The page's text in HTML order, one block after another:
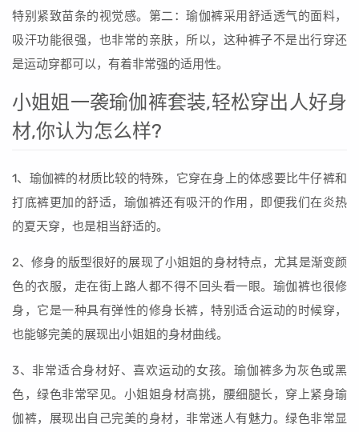
特别紧致苗条的视觉感。第二：瑜伽裤采用舒适透气的面料，
吸汗功能很强，也非常的亲肤，所以，这种裤子不是出行穿还
是运动穿都可以，有着非常强的适用性。
小姐姐一袭瑜伽裤套装,轻松穿出人好身
材,你认为怎么样?
1、瑜伽裤的材质比较的特殊，它穿在身上的体感要比牛仔裤和
打底裤更加的舒适，瑜伽裤还有吸汗的作用，即便我们在炎热
的夏天穿，也是相当舒适的。
2、修身的版型很好的展现了小姐姐的身材特点，尤其是渐变颜
色的衣服，走在街上路人都不得不回头看一眼。瑜伽裤也很修
身，它是一种具有弹性的修身长裤，特别适合运动的时候穿，
也能够完美的展现出小姐姐的身材曲线。
3、非常适合身材好、喜欢运动的女孩。瑜伽裤多为灰色或黑
色，绿色非常罕见。小姐姐身材高挑，腰细腿长，穿上紧身瑜
伽裤，展现出自己完美的身材，非常迷人有魅力。绿色非常显